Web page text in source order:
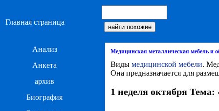
Главная страница
Анализ
Анкета
архив
Биография
Медицинская металлическая мебель
Виды медицинской мебели.
Она предназначается для
1 неделя октября